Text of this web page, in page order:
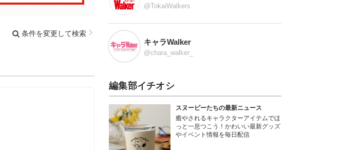
条件を変更して検索
@TokaiWalkers
キャラWalker
@chara_walker_
編集部イチオシ
スヌーピーたちの最新ニュース
癒やされるキャラクターアイテムでほ
っと一息つこう！かわいい最新グッズ
やイベント情報を毎日配信